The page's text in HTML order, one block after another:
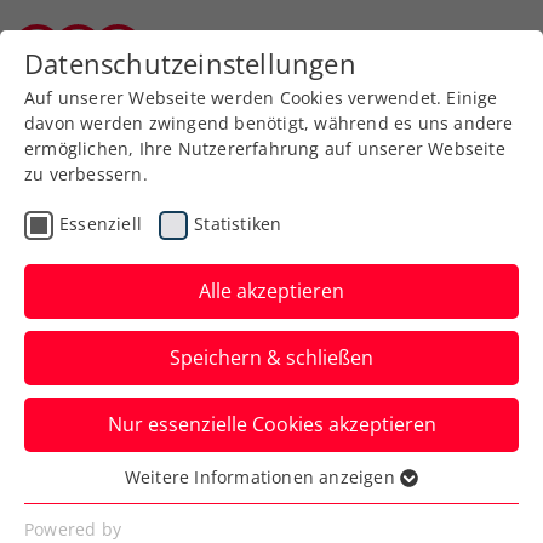
Zurück zur Newsübersicht
Turniere
Heimsieg von Muster und
Miedler beim Grand Slam
of Cooking
Der Turnierbotschafter der Erste Bank
Open in Wien und sein Gehilfe waren im
Kochduell nicht zu schlagen.
Verfasst von: Presseaussendung / Redaktion, 24.10.2023
Datenschutzeinstellungen
Auf unserer Webseite werden Cookies verwendet. Einige
davon werden zwingend benötigt, während es uns andere
ermöglichen, Ihre Nutzererfahrung auf unserer Webseite
zu verbessern.
Essenziell Statistiken
Alle akzeptieren
Speichern & schließen
Nur essenzielle Cookies akzeptieren
Essenziell
Essenzielle Cookies werden für grundlegende
Weitere Informationen anzeigen
Powered by